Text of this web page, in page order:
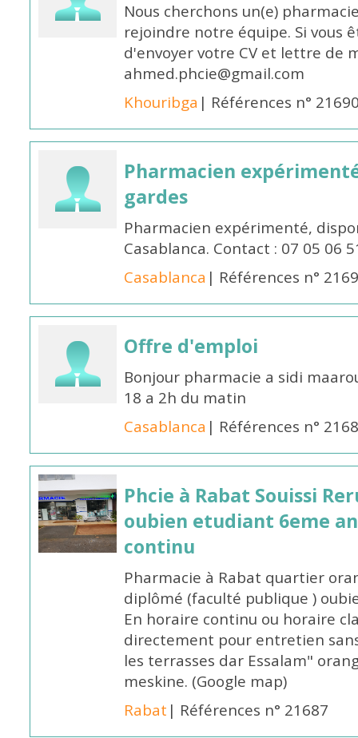
Nous cherchons un(e)
rejoindre notre équipe. Si vous
d'envoyer votre CV et lettre de
ahmed.phcie@gmail.com
Khouribga | Références n°
Pharmacien
gardes
Pharmacien expérimenté,
Casablanca. Contact : 07 05 06
Casablanca | Références n°
Offre d'emploi
Bonjour pharmacie a sidi
18 a 2h du matin
Casablanca | Références n°
Phcie à Rabat Souissi
oubien etudiant 6eme
continu
Pharmacie à Rabat quartier
diplômé (faculté publique )
En horaire continu ou horaire
directement pour entretien
les terrasses dar Essalam"
meskine. (Google map)
Rabat | Références n° 21687